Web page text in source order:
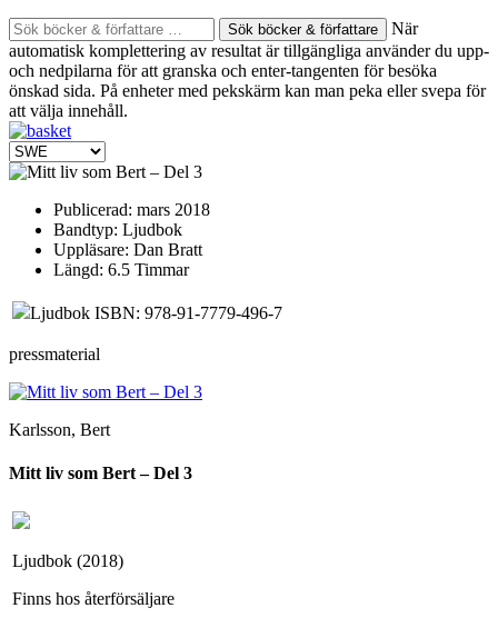
Sök
böcker
&
författare
efter:
När
automatisk komplettering av resultat är tillgängliga använder du upp-
och nedpilarna för att granska och enter-tangenten för besöka
önskad sida. På enheter med pekskärm kan man peka eller svepa för
att välja innehåll.
Publicerad: mars 2018
Bandtyp: Ljudbok
Uppläsare: Dan Bratt
Längd: 6.5 Timmar
Ljudbok ISBN: 978-91-7779-496-7
pressmaterial
Karlsson, Bert
Mitt liv som Bert – Del 3
Ljudbok (2018)
Finns hos återförsäljare